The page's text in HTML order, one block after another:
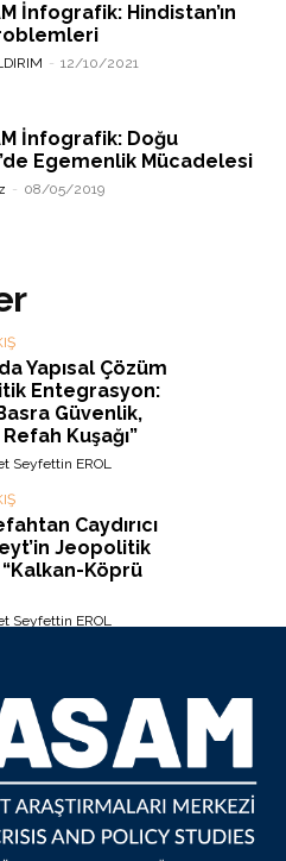
İnfografik: Hindistan’ın
- 12/10/2021
İnfografik: Doğu
Egemenlik Mücadelesi
- 08/05/2019
Yapısal Çözüm
Entegrasyon:
Güvenlik,
Kuşağı”
Seyfettin EROL
Caydırıcı
Jeopolitik
“Kalkan-Köprü
Seyfettin EROL